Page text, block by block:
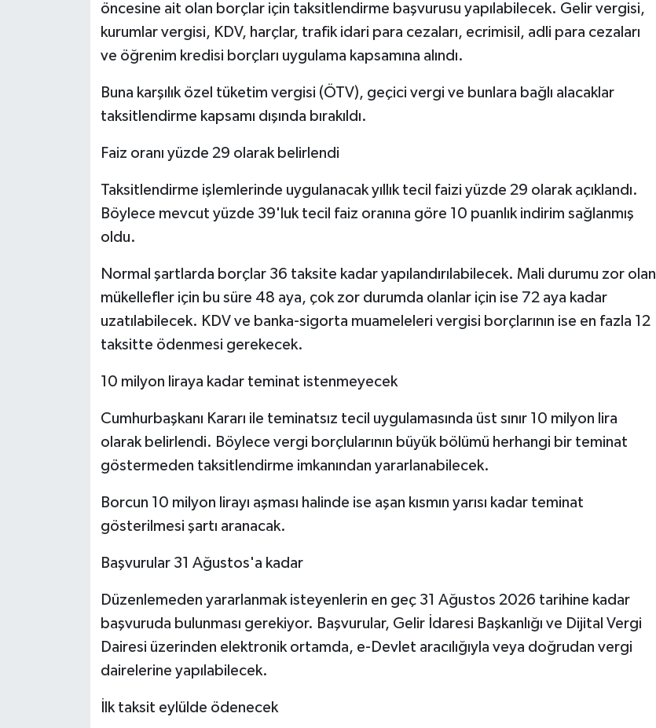
öncesine ait olan borçlar için taksitlendirme başvurusu yapılabilecek. Gelir vergisi,
kurumlar vergisi, KDV, harçlar, trafik idari para cezaları, ecrimisil, adli para cezaları
ve öğrenim kredisi borçları uygulama kapsamına alındı.
Buna karşılık özel tüketim vergisi (ÖTV), geçici vergi ve bunlara bağlı alacaklar
taksitlendirme kapsamı dışında bırakıldı.
Faiz oranı yüzde 29 olarak belirlendi
Taksitlendirme işlemlerinde uygulanacak yıllık tecil faizi yüzde 29 olarak açıklandı.
Böylece mevcut yüzde 39'luk tecil faiz oranına göre 10 puanlık indirim sağlanmış
oldu.
Normal şartlarda borçlar 36 taksite kadar yapılandırılabilecek. Mali durumu zor olan
mükellefler için bu süre 48 aya, çok zor durumda olanlar için ise 72 aya kadar
uzatılabilecek. KDV ve banka-sigorta muameleleri vergisi borçlarının ise en fazla 12
taksitte ödenmesi gerekecek.
10 milyon liraya kadar teminat istenmeyecek
Cumhurbaşkanı Kararı ile teminatsız tecil uygulamasında üst sınır 10 milyon lira
olarak belirlendi. Böylece vergi borçlularının büyük bölümü herhangi bir teminat
göstermeden taksitlendirme imkanından yararlanabilecek.
Borcun 10 milyon lirayı aşması halinde ise aşan kısmın yarısı kadar teminat
gösterilmesi şartı aranacak.
Başvurular 31 Ağustos'a kadar
Düzenlemeden yararlanmak isteyenlerin en geç 31 Ağustos 2026 tarihine kadar
başvuruda bulunması gerekiyor. Başvurular, Gelir İdaresi Başkanlığı ve Dijital Vergi
Dairesi üzerinden elektronik ortamda, e-Devlet aracılığıyla veya doğrudan vergi
dairelerine yapılabilecek.
İlk taksit eylülde ödenecek